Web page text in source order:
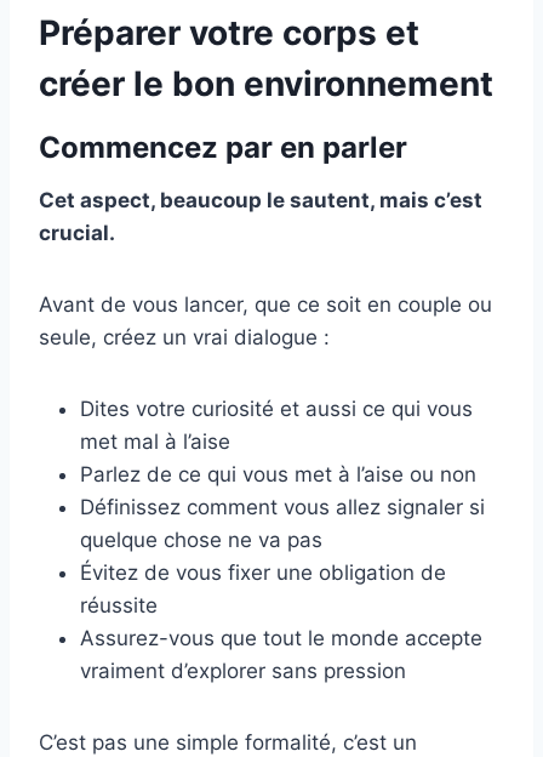
Préparer votre corps et
créer le bon environnement
Commencez par en parler
Cet aspect, beaucoup le sautent, mais c’est
crucial.
Avant de vous lancer, que ce soit en couple ou
seule, créez un vrai dialogue :
Dites votre curiosité et aussi ce qui vous
met mal à l’aise
Parlez de ce qui vous met à l’aise ou non
Définissez comment vous allez signaler si
quelque chose ne va pas
Évitez de vous fixer une obligation de
réussite
Assurez-vous que tout le monde accepte
vraiment d’explorer sans pression
C’est pas une simple formalité, c’est un